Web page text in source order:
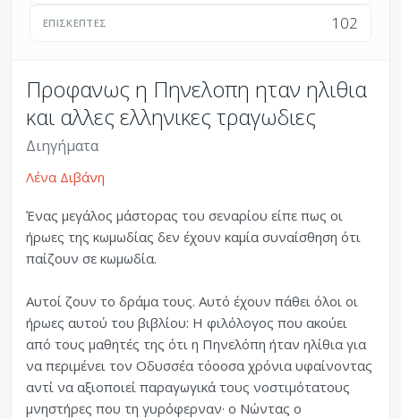
ΕΠΙΣΚΈΠΤΕΣ 102
Προφανως η Πηνελοπη ηταν ηλιθια
και αλλες ελληνικες τραγωδιες
Διηγήματα
Λένα Διβάνη
Ένας μεγάλος μάστορας του σεναρίου είπε πως οι
ήρωες της κωμωδίας δεν έχουν καμία συναίσθηση ότι
παίζουν σε κωμωδία.
Αυτοί ζουν το δράμα τους. Αυτό έχουν πάθει όλοι οι
ήρωες αυτού του βιβλίου: Η φιλόλογος που ακούει
από τους μαθητές της ότι η Πηνελόπη ήταν ηλίθια για
να περιμένει τον Οδυσσέα τόοοσα χρόνια υφαίνοντας
αντί να αξιοποιεί παραγωγικά τους νοστιμότατους
μνηστήρες που τη γυρόφερναν· ο Νώντας ο